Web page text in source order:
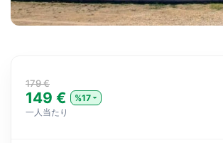
179 €
149 €
%17
一人当たり